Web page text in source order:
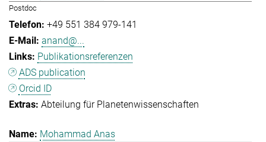
Postdoc
+49 551 384 979-141
anand@...
Publikationsreferenzen
ADS publication
Orcid ID
Abteilung für Planetenwissenschaften
Mohammad Anas